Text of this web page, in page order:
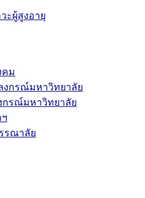
ะผู้สูงอายุ
คม
งกรณ์มหาวิทยาลัย
กรณ์มหาวิทยาลัย
รณาลัย